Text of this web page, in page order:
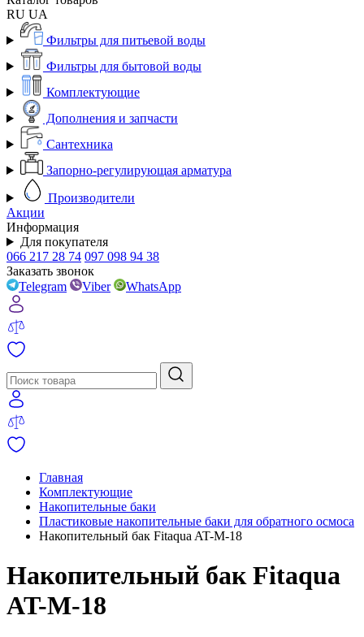
RU UA
Фильтры для питьевой воды
Фильтры для бытовой воды
Комплектующие
Дополнения и запчасти
Сантехника
Запорно-регулирующая арматура
Производители
Акции
Информация
Для покупателя
066 217 28 74 097 098 94 38
Заказать звонок
Telegram
Viber WhatsApp
Главная
Комплектующие
Накопительные баки
Пластиковые накопительные баки для обратного осмоса
Накопительный бак Fitaqua AT-M-18
Накопительный бак Fitaqua
AT-M-18